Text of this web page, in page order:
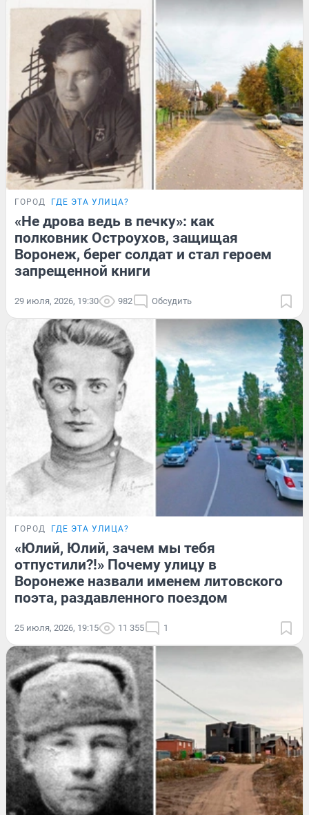
ГОРОД ГДЕ ЭТА УЛИЦА?
«Не дрова ведь в печку»: как
полковник Остроухов, защищая
Воронеж, берег солдат и стал героем
запрещенной книги
29 июля, 2026, 19:30 982 Обсудить
ГОРОД ГДЕ ЭТА УЛИЦА?
«Юлий, Юлий, зачем мы тебя
отпустили?!» Почему улицу в
Воронеже назвали именем литовского
поэта, раздавленного поездом
25 июля, 2026, 19:15 11 355 1